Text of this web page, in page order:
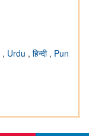
, Urdu , हिन्दी , Pun